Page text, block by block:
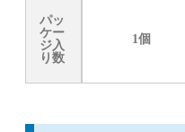
パッ
ケー
ジ入
り数
1個